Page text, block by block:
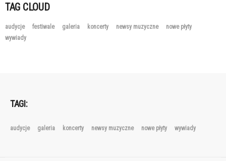
TAG CLOUD
audycje festiwale galeria koncerty newsy muzyczne
nowe płyty
wywiady
TAGI:
audycje galeria koncerty newsy muzyczne nowe płyty wywiady